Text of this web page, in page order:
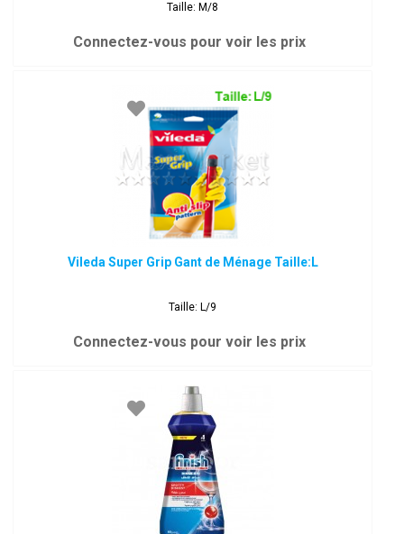
Taille: M/8
Connectez-vous pour voir les prix
Vileda Super Grip Gant de Ménage Taille:L
Taille: L/9
Connectez-vous pour voir les prix